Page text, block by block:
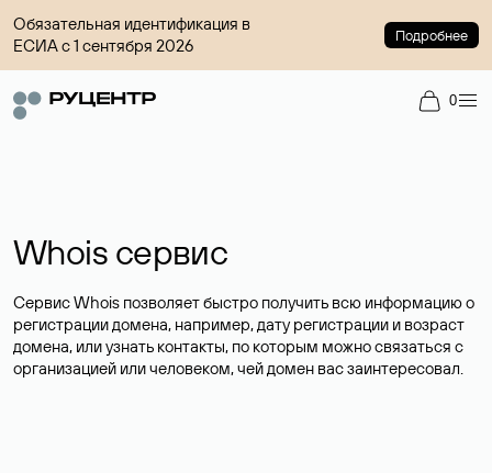
Обязательная идентификация в
ЕСИА с 1 сентября 2026
Подробнее
0
Whois сервис
Сервис Whois позволяет быстро получить всю информацию о
регистрации домена, например, дату регистрации и возраст
домена, или узнать контакты, по которым можно связаться с
организацией или человеком, чей домен вас заинтересовал.